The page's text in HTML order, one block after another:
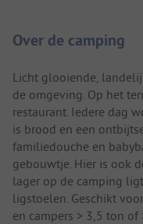
Over de camping
Licht glooiende,
de omgeving. Op het
restaurant. Iedere dag
is brood en een
familiedouche en
gebouwtje. Hier is ook
lager op de camping
ligstoelen. Geschikt
en campers > 3,5 ton of